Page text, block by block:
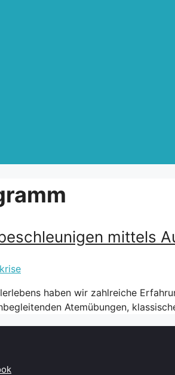
mittels
haben wir zahlreiche
Atemübungen,